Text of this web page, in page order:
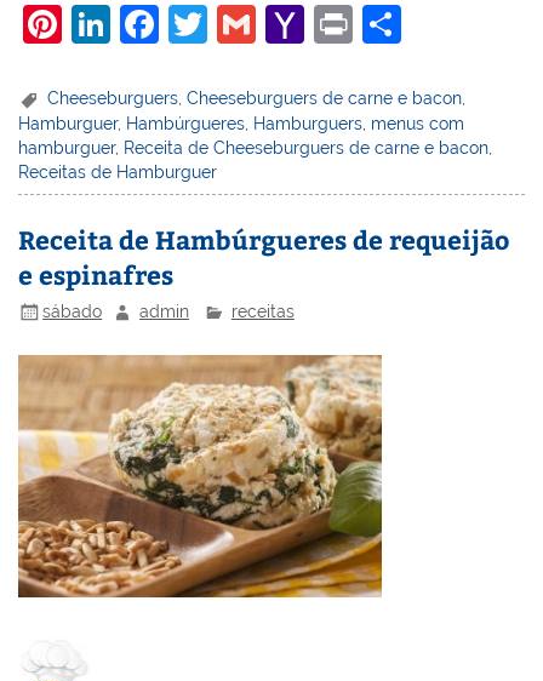
Pi
er
e
st
Li
k
e
dI
n
F
c
e
b
o
k
T
itt
er
G
ai
l
Y
h
o
ai
Pr
t
ar
e
Cheeseburguers ,Cheeseburguers de carne e bacon
Hamburguer, Hambúrgueres, Hamburguers, menus com
hamburguer, Receita de Cheeseburguers de carne e bacon,
Receitas de Hamburguer
Receita de Hambúrgueres de requeijão
e espinafres
sábado admin receitas